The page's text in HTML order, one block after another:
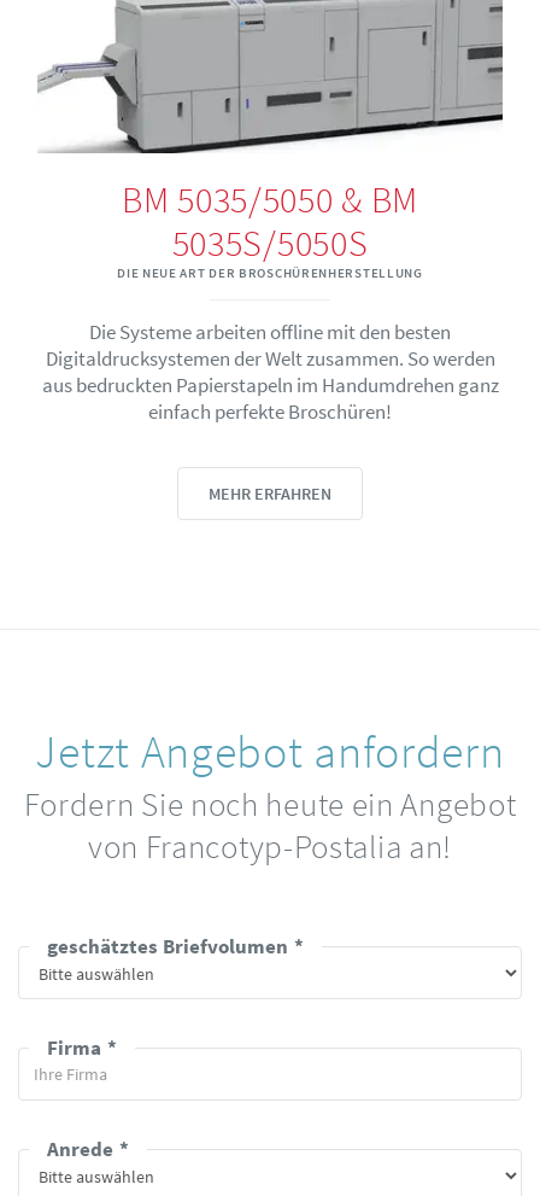
BM 5035/5050 & BM
5035S/5050S
DIE NEUE ART DER BROSCHÜRENHERSTELLUNG
Die Systeme arbeiten offline mit den besten
Digitaldrucksystemen der Welt zusammen. So werden
aus bedruckten Papierstapeln im Handumdrehen ganz
einfach perfekte Broschüren!
MEHR ERFAHREN
Jetzt Angebot anfordern
Fordern Sie noch heute ein Angebot
von Francotyp-Postalia an!
geschätztes Briefvolumen
Firma
Anrede